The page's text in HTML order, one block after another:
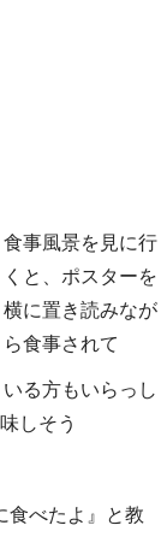
食事風景を見に行
くと、ポスターを
横に置き読みなが
ら食事されて
いる方もいらっし
しそう
食べたよ』と教